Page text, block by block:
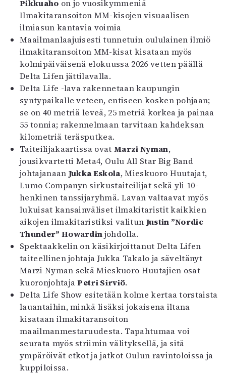
Pikkuaho on jo vuosikymmeniä
Ilmakitaransoiton MM-kisojen visuaalisen
ilmiasun kantavia voimia
Maailmanlaajuisesti tunnetuin oululainen ilmiö
ilmakitaransoiton MM-kisat kisataan myös
kolmipäiväisenä elokuussa 2026 vetten päällä
Delta Lifen jättilavalla.
Delta Life -lava rakennetaan kaupungin
syntypaikalle veteen, entiseen kosken pohjaan;
se on 40 metriä leveä, 25 metriä korkea ja painaa
55 tonnia; rakennelmaan tarvitaan kahdeksan
kilometriä teräsputkea.
Taiteilijakaartissa ovat Marzi Nyman,
jousikvartetti Meta4, Oulu All Star Big Band
johtajanaan Jukka Eskola, Mieskuoro Huutajat,
Lumo Companyn sirkustaiteilijat sekä yli 10-
henkinen tanssijaryhmä. Lavan valtaavat myös
lukuisat kansainväliset ilmakitaristit kaikkien
aikojen ilmakitaristiksi valitun Justin ”Nordic
Thunder” Howardinjohdolla.
Spektaakkelin on käsikirjoittanut Delta Lifen
taiteellinen johtaja Jukka Takalo ja säveltänyt
Marzi Nyman sekä Mieskuoro Huutajien osat
kuoronjohtajaPetri Sirviö.
Delta Life Show esitetään kolme kertaa torstaista
lauantaihin, minkä lisäksi jokaisena iltana
kisataan ilmakitaransoiton
maailmanmestaruudesta. Tapahtumaa voi
seurata myös striimin välityksellä, ja sitä
ympäröivät etkot ja jatkot Oulun ravintoloissa ja
kuppiloissa.